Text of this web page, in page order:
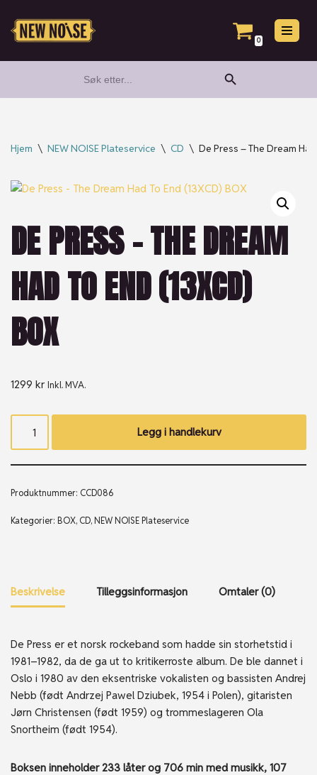
Hopp
0
for:
Search Button
Hjem \ NEW NOISE Plateservice \ CD \ De Press – The Dream
DE PRESS – THE DREAM
HAD TO END (13XCD)
BOX
1299 kr Inkl. MVA.
Legg i handlekurv
Produktnummer: CCD086
Kategorier: BOX, CD, NEW NOISE Plateservice
Beskrivelse Tilleggsinformasjon Omtaler (0)
De Press er et norsk rockeband som hadde sin storhetstid i
1981–1982, da de ga ut to kritikerroste album. De ble dannet i
Oslo i 1980 av den eksentriske vokalisten og bassisten Andrej
Nebb (født Andrzej Pawel Dziubek, 1954 i Polen), gitaristen
Jørn Christensen (født 1959) og trommeslageren Ola
Snortheim (født 1954).
Boksen inneholder 233 låter og 706 min med musikk, 107